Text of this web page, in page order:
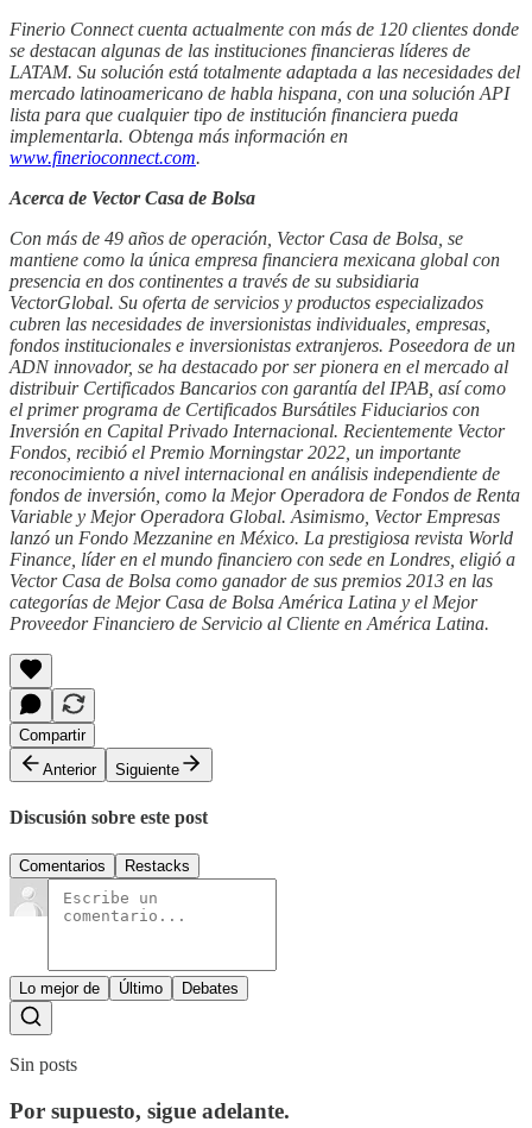
Finerio Connect cuenta actualmente con más de 120 clientes donde
se destacan algunas de las instituciones financieras líderes de
LATAM. Su solución está totalmente adaptada a las necesidades del
mercado latinoamericano de habla hispana, con una solución API
lista para que cualquier tipo de institución financiera pueda
implementarla. Obtenga más información en
www.finerioconnect.com.
Acerca de Vector Casa de Bolsa
Con más de 49 años de operación, Vector Casa de Bolsa, se
mantiene como la única empresa financiera mexicana global con
presencia en dos continentes a través de su subsidiaria
VectorGlobal. Su oferta de servicios y productos especializados
cubren las necesidades de inversionistas individuales, empresas,
fondos institucionales e inversionistas extranjeros. Poseedora de un
ADN innovador, se ha destacado por ser pionera en el mercado al
distribuir Certificados Bancarios con garantía del IPAB, así como
el primer programa de Certificados Bursátiles Fiduciarios con
Inversión en Capital Privado Internacional. Recientemente Vector
Fondos, recibió el Premio Morningstar 2022, un importante
reconocimiento a nivel internacional en análisis independiente de
fondos de inversión, como la Mejor Operadora de Fondos de Renta
Variable y Mejor Operadora Global. Asimismo, Vector Empresas
lanzó un Fondo Mezzanine en México. La prestigiosa revista World
Finance, líder en el mundo financiero con sede en Londres, eligió a
Vector Casa de Bolsa como ganador de sus premios 2013 en las
categorías de Mejor Casa de Bolsa América Latina y el Mejor
Proveedor Financiero de Servicio al Cliente en América Latina.
Compartir
Anterior
Siguiente
Discusión sobre este post
Comentarios Restacks
Lo mejor de Último Debates
Sin posts
Por supuesto, sigue adelante.